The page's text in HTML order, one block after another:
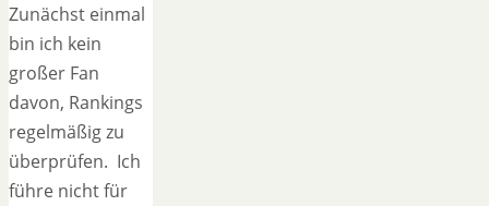
Zunächst einmal
bin ich kein
großer Fan
davon, Rankings
regelmäßig zu
überprüfen. Ich
führe nicht für